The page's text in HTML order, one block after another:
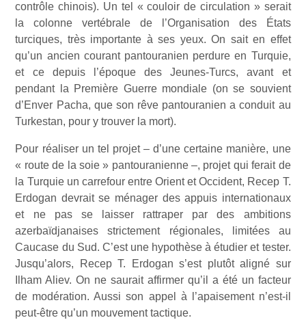
contrôle chinois). Un tel « couloir de circulation » serait
la colonne vertébrale de l’Organisation des États
turciques, très importante à ses yeux. On sait en effet
qu’un ancien courant pantouranien perdure en Turquie,
et ce depuis l’époque des Jeunes-Turcs, avant et
pendant la Première Guerre mondiale (on se souvient
d’Enver Pacha, que son rêve pantouranien a conduit au
Turkestan, pour y trouver la mort).
Pour réaliser un tel projet – d’une certaine manière, une
« route de la soie » pantouranienne –, projet qui ferait de
la Turquie un carrefour entre Orient et Occident, Recep T.
Erdogan devrait se ménager des appuis internationaux
et ne pas se laisser rattraper par des ambitions
azerbaïdjanaises strictement régionales, limitées au
Caucase du Sud. C’est une hypothèse à étudier et tester.
Jusqu’alors, Recep T. Erdogan s’est plutôt aligné sur
Ilham Aliev. On ne saurait affirmer qu’il a été un facteur
de modération. Aussi son appel à l’apaisement n’est-il
peut-être qu’un mouvement tactique.